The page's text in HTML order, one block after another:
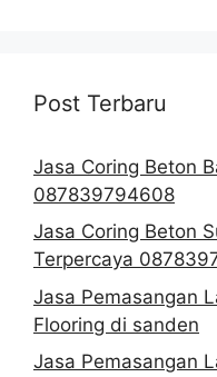
Post Terbaru
Jasa Coring Beton
087839794608
Jasa Coring Beton
Terpercaya
Jasa Pemasangan
Flooring di sanden
Jasa Pemasangan